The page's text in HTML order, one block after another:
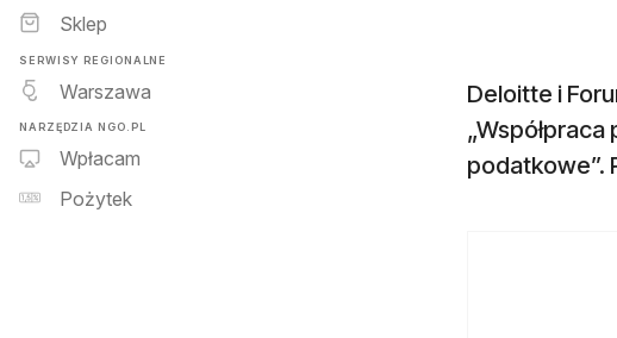
Sklep
SERWISY REGIONALNE
Warszawa
NARZĘDZIA NGO.PL
Wpłacam
Pożytek
Deloitte i
podatkowe”.